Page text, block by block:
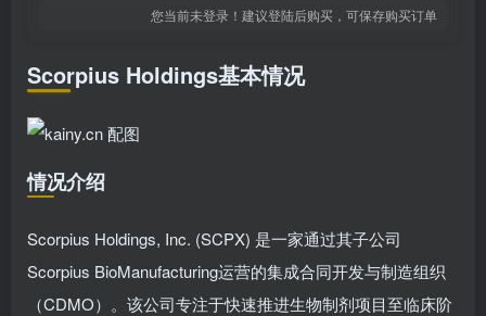
您当前未登录！建议登陆后购买，可保存购买订单
Scorpius Holdings基本情况
情况介绍
Scorpius Holdings, Inc. (SCPX) 是一家通过其子公司
Scorpius BioManufacturing运营的集成合同开发与制造组织
（CDMO）。该公司专注于快速推进生物制剂项目至临床阶